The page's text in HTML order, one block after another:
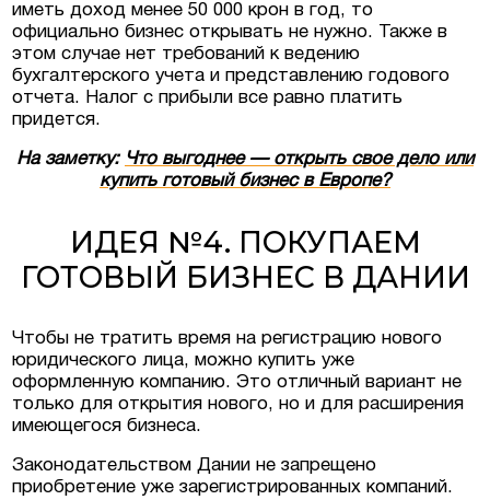
иметь доход менее 50 000 крон в год, то
официально бизнес открывать не нужно. Также в
этом случае нет требований к ведению
бухгалтерского учета и представлению годового
отчета. Налог с прибыли все равно платить
придется.
На заметку: Что выгоднее — открыть свое дело или
купить готовый бизнес в Европе?
ИДЕЯ №4. ПОКУПАЕМ
ГОТОВЫЙ БИЗНЕС В ДАНИИ
Чтобы не тратить время на регистрацию нового
юридического лица, можно купить уже
оформленную компанию. Это отличный вариант не
только для открытия нового, но и для расширения
имеющегося бизнеса.
Законодательством Дании не запрещено
приобретение уже зарегистрированных компаний.